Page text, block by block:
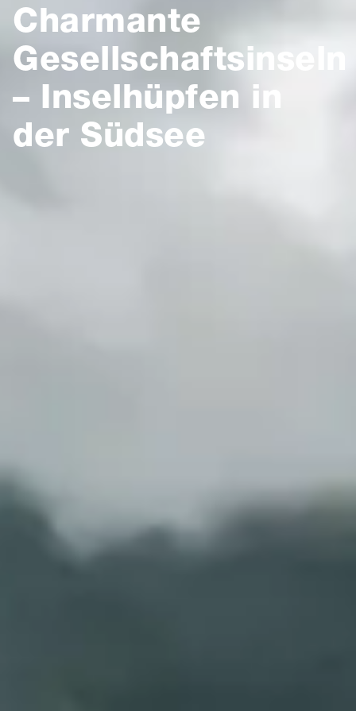
Charmante
Gesellschaftsinseln
– Inselhüpfen in
der Südsee